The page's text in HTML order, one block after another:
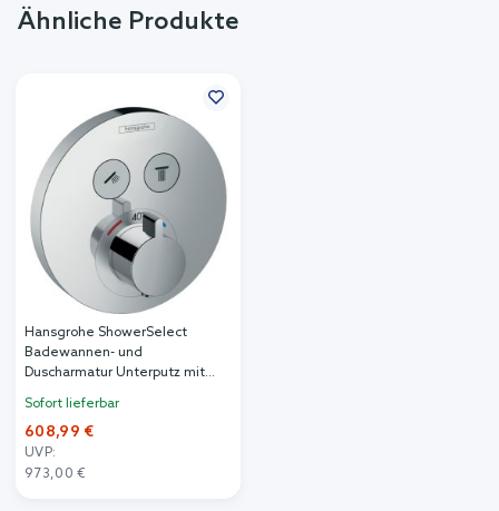
Ähnliche Produkte
Hansgrohe ShowerSelect
Badewannen- und
Duscharmatur Unterputz mit
Sofort lieferbar
608,99 €
UVP:
973,00 €